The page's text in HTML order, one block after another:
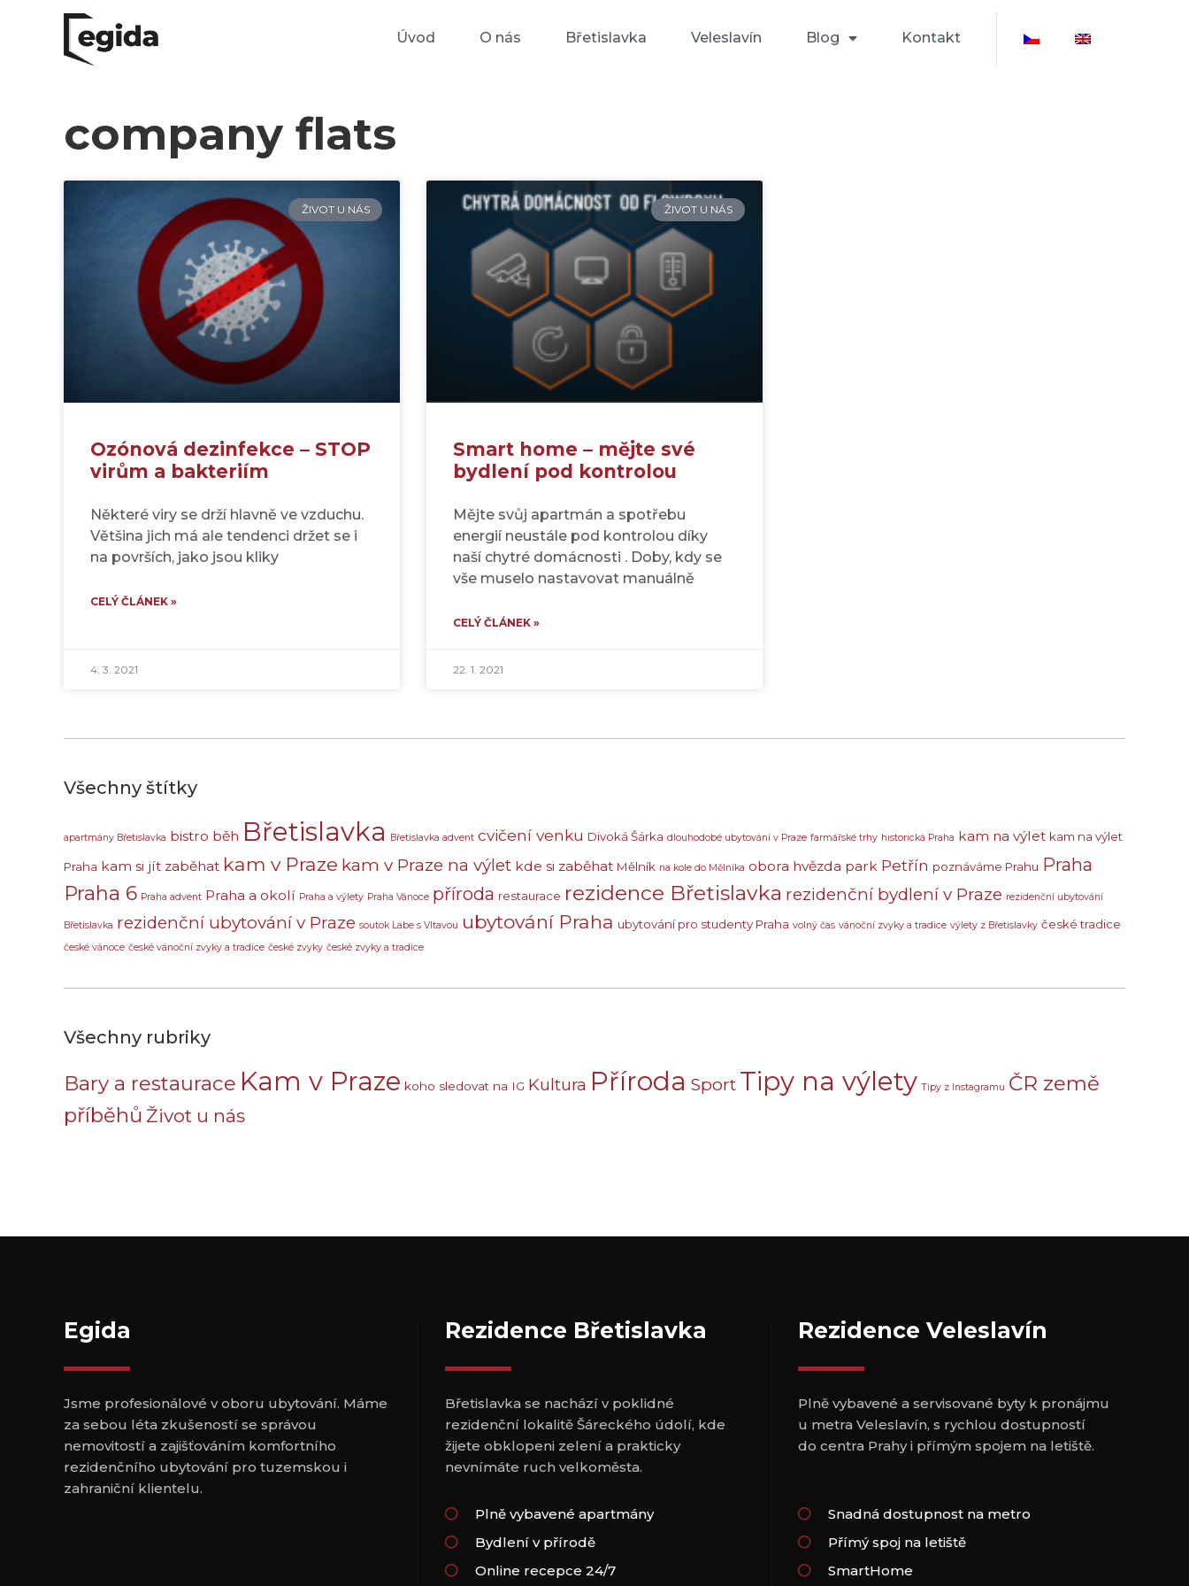
Úvod O nás Břetislavka Veleslavín Blog Kontakt
company flats
ŽIVOT U NÁS
Ozónová dezinfekce – STOP
virům a bakteriím
Některé viry se drží hlavně ve vzduchu.
Většina jich má ale tendenci držet se i
na površích, jako jsou kliky
CELÝ ČLÁNEK »
4. 3. 2021
ŽIVOT U NÁS
Smart home – mějte své
bydlení pod kontrolou
Mějte svůj apartmán a spotřebu
energií neustále pod kontrolou díky
naší chytré domácnosti . Doby, kdy se
vše muselo nastavovat manuálně
CELÝ ČLÁNEK »
22. 1. 2021
Všechny štítky
apartmány Břetislavka bistro běh Břetislavka Břetislavka advent cvičení venku Divoká Šárka dlouhodobé ubytování v Praze farmářské trhy historická Praha kam na výlet kam na výlet
Praha kam si jít zaběhat kam v Praze kam v Praze na výlet kde si zaběhat Mělník na kole do Mělníka obora hvězda park Petřín poznáváme Prahu Praha
Praha 6 Praha advent Praha a okolí Praha a výlety Praha Vánoce příroda restaurace rezidence Břetislavka rezidenční bydlení v Praze rezidenční ubytování
Břetislavka rezidenční ubytování v Praze soutok Labe s Vltavou ubytování Praha ubytování pro studenty Praha volný čas vánoční zvyky a tradice výlety z Břetislavky české tradice
české vánoce české vánoční zvyky a tradice české zvyky české zvyky a tradice
Všechny rubriky
Bary a restaurace Kam v Praze koho sledovat na IG Kultura Příroda Sport Tipy na výlety Tipy z Instagramu ČR země
příběhů Život u nás
Egida
Jsme profesionálové v oboru ubytování. Máme
za sebou léta zkušeností se správou
nemovitostí a zajišťováním komfortního
rezidenčního ubytování pro tuzemskou i
zahraniční klientelu.
Rezidence Břetislavka
Břetislavka se nachází v poklidné
rezidenční lokalitě Šáreckého údolí, kde
žijete obklopeni zelení a prakticky
nevnímáte ruch velkoměsta.
Plně vybavené apartmány
Bydlení v přírodě
Online recepce 24/7
Rezidence Veleslavín
Plně vybavené a servisované byty k pronájmu
u metra Veleslavín, s rychlou dostupností
do centra Prahy i přímým spojem na letiště.
Snadná dostupnost na metro
Přímý spoj na letiště
SmartHome